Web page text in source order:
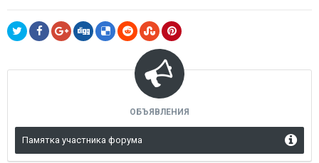
ОБЪЯВЛЕНИЯ
Памятка участника форума